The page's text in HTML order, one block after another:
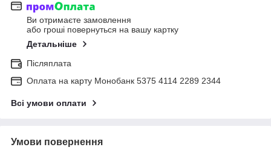
Ви отримаєте замовлення
або гроші повернуться на вашу картку
Детальніше
Післяплата
Оплата на карту Монобанк 5375 4114 2289 2344
Всі умови оплати
Умови повернення